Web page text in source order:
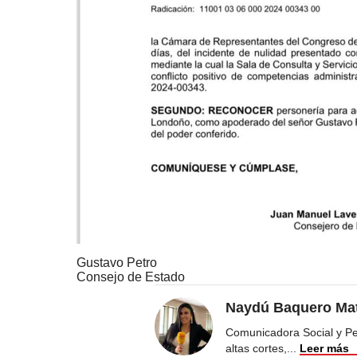
Gustavo Petro
Consejo de Estado
Naydú Baquero
Comunicadora Social y
altas cortes,
Leer más